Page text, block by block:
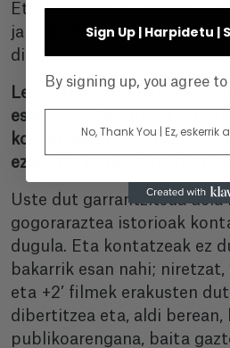
Etorkizunean inbertitzeko
jaialdirako bai zinemarako:
dira.
Lehen filma eta bere
esker, zer ikasi duzu
kontatzeari buruz eta nola
ezagutza horiek zure
Uste dut garrantzitsua dela
gogoraraztea istorioak
dugula. Eta kontatzeak ez
bakarrik esan nahi; niretzat,
eta +2’ filmek erakusten
dibertitzea eta, aldi berean,
publikoarengana, baita
Sign Up | Harpidetu |
By signing up, you agree
No, Thank You | Ez, eskerrik